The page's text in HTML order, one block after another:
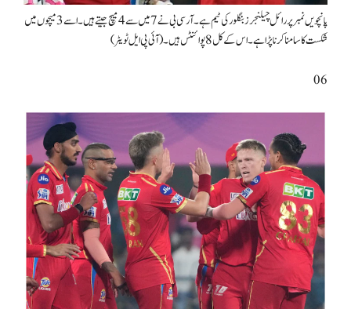
پانچویں نمبر پر رائل چیلنجرز بنگلور کی ٹیم ہے۔ آر سی بی نے 7 میں سے 4 میچ جیتے ہیں۔ اسے 3 میچوں میں
شکست کا سامنا کرنا پڑا ہے۔ اس کے کل 8 پوائنٹس ہیں۔ (آئی پی ایل ٹویٹر)
06